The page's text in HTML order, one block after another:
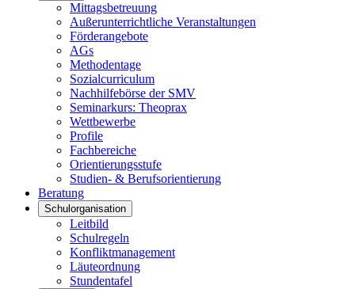
Mittagsbetreuung
Außerunterrichtliche Veranstaltungen
Förderangebote
AGs
Methodentage
Sozialcurriculum
Nachhilfebörse der SMV
Seminarkurs: Theoprax
Wettbewerbe
Profile
Fachbereiche
Orientierungsstufe
Studien- & Berufsorientierung
Beratung
Schulorganisation
Leitbild
Schulregeln
Konfliktmanagement
Läuteordnung
Stundentafel